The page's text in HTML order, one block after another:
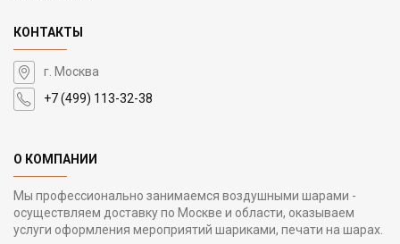
КОНТАКТЫ
г. Москва
+7 (499) 113-32-38
О КОМПАНИИ
Мы профессионально занимаемся воздушными шарами -
осуществляем доставку по Москве и области, оказываем
услуги оформления мероприятий шариками, печати на шарах.